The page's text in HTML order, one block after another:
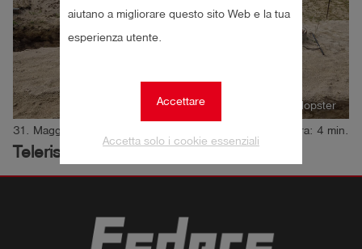
aiutano a migliorare questo sito Web e la tua
esperienza utente.
Accettare
Accetta solo i cookie essenziali
Autore:in: Dr. Johannes Hopster
31. Maggio 2022 Momento della lettura: 4 min.
Teleriscaldamento FW 602